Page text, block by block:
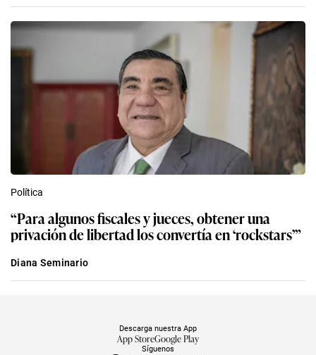
Política
“Para algunos fiscales y jueces, obtener una
privación de libertad los convertía en ‘rockstars’”
Diana Seminario
Síguenos
Descarga nuestra App
App StoreGoogle Play